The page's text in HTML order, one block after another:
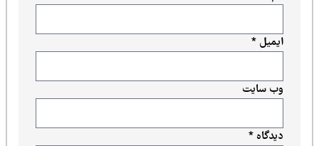
دیدگاه*
ایمیل*
وب‌ سایت